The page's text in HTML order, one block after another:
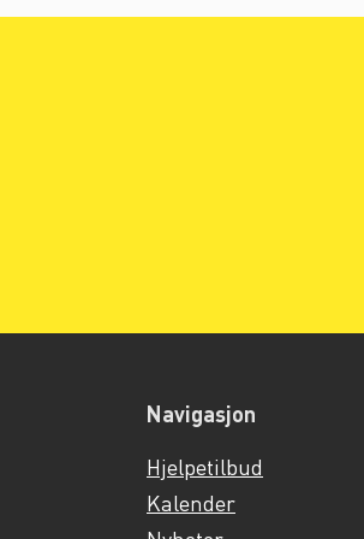
Navigasjon
Hjelpetilbud
Kalender